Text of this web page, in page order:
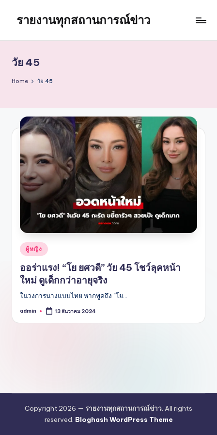
content
รายงานทุกสถานการณ์ข่าว
วัย 45
Home วัย 45
Posted
in
ผู้หญิง
ออร่าแรง! “โย ยศวดี” วัย 45 โชว์ลุคหน้า
ใหม่ ดูเด็กกว่าอายุจริง
ในวงการนางแบบไทย หากพูดถึง "โย…
Posted
admin 13 ธันวาคม 2024
Copyright 2026 — รายงานทุกสถานการณ์ข่าว. All rights
reserved. Bloghash WordPress Theme